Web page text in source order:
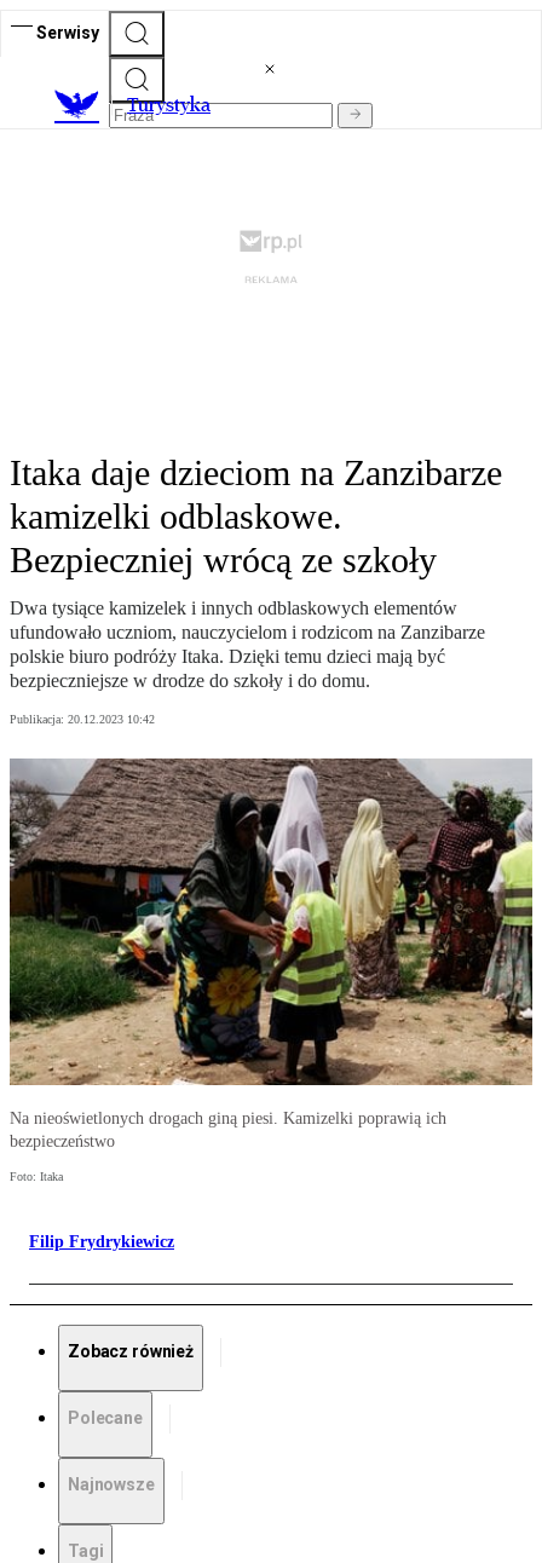
Serwisy
Turystyka
Itaka daje dzieciom na Zanzibarze
kamizelki odblaskowe.
Bezpieczniej wrócą ze szkoły
Dwa tysiące kamizelek i innych odblaskowych elementów
ufundowało uczniom, nauczycielom i rodzicom na Zanzibarze
polskie biuro podróży Itaka. Dzięki temu dzieci mają być
bezpieczniejsze w drodze do szkoły i do domu.
Publikacja: 20.12.2023 10:42
Na nieoświetlonych drogach giną piesi. Kamizelki poprawią ich
bezpieczeństwo
Foto: Itaka
Filip Frydrykiewicz
Zobacz również
Polecane
Najnowsze
Tagi